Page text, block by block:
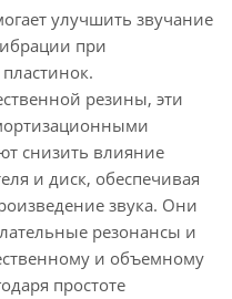
улучшить звучание
при
резины, эти
снизить влияние
и диск, обеспечивая
звука. Они
резонансы и
и объемному
простоте